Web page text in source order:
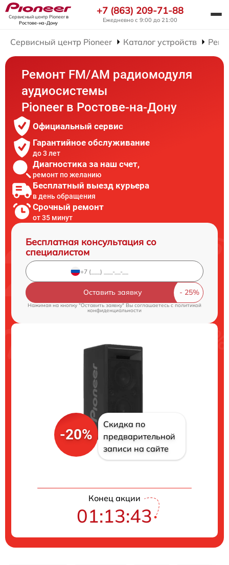
Сервисный центр Pioneerв
Ростове-на-Дону
+7 (863) 209-71-88
Ежедневно с 9:00 до 21:00
Сервисный центр Pioneer Каталог устройств
Ремонт FM/AM радиомодуля
аудиосистемы
Pioneer в Ростове-на-Дону
Официальный сервис
Гарантийное обслуживание
до 3 лет
Диагностика за наш счет,
ремонт по желанию
Бесплатный выезд курьера
в день обращения
Срочный ремонт
от 35 минут
Бесплатная консультация со
специалистом
Оставить заявку
Нажимая на кнопку "Оставить заявку" Вы соглашаетесь c политикой
конфиденциальности
-20%
Скидка по
предварительной
записи на сайте
Конец акции
01:13:42